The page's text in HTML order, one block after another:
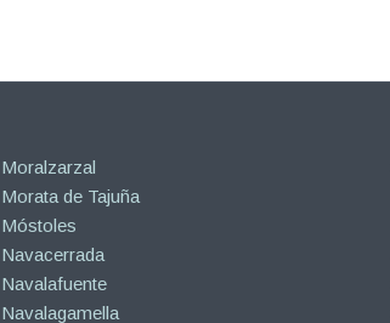
Moralzarzal
Morata de Tajuña
Móstoles
Navacerrada
Navalafuente
Navalagamella